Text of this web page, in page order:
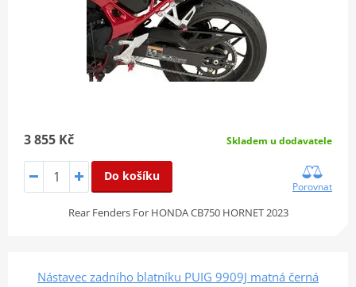
3 855 Kč Skladem u dodavatele
Do košíku
Porovnat
Rear Fenders For HONDA CB750 HORNET 2023
Nástavec zadního blatníku PUIG 9909J matná černá